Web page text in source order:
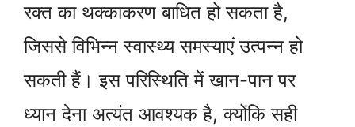
रक्त का थक्काकरण बाधित हो सकता है,
जिससे विभिन्न स्वास्थ्य समस्याएं उत्पन्न हो
सकती हैं। इस परिस्थिति में खान-पान पर
ध्यान देना अत्यंत आवश्यक है, क्योंकि सही